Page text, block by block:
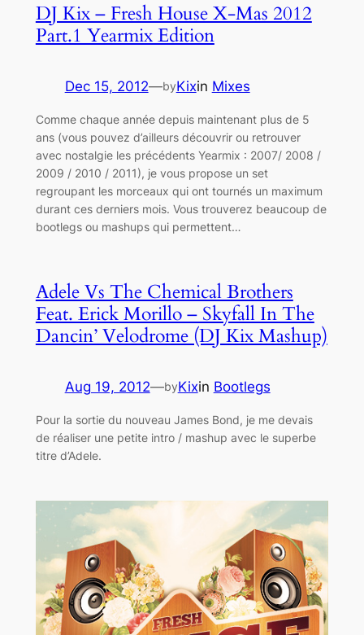
DJ Kix – Fresh House X-Mas 2012
Part.1 Yearmix Edition
Dec 15, 2012—byKixin Mixes
Comme chaque année depuis maintenant plus de 5
ans (vous pouvez d’ailleurs découvrir ou retrouver
avec nostalgie les précédents Yearmix : 2007/ 2008 /
2009 / 2010 / 2011), je vous propose un set
regroupant les morceaux qui ont tournés un maximum
durant ces derniers mois. Vous trouverez beaucoup de
bootlegs ou mashups qui permettent…
Adele Vs The Chemical Brothers
Feat. Erick Morillo – Skyfall In The
Dancin’ Velodrome (DJ Kix Mashup)
Aug 19, 2012—byKixin Bootlegs
Pour la sortie du nouveau James Bond, je me devais
de réaliser une petite intro / mashup avec le superbe
titre d’Adele.